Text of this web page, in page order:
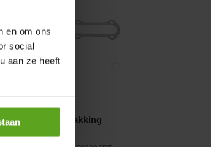
en om ons
social
aan ze heeft
Inlaatspruitstukpakking